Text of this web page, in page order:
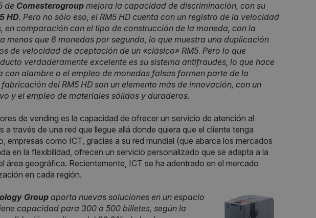
de Comesterogroup mejora la capacidad de discriminación, con su
HD. Pero no sólo eso, el RM5 HD cuenta con un registro de la velocidad
en comparación con el tipo de construcción de la moneda, con la
menos que 6 monedas por segundo, lo que muestra una duplicación
de velocidad de aceptación de un «clásico» RM5. Pero lo que
verdaderamente excelente es su sistema antifraudes, lo que hace
con alambre o el empleo de monedas falsas formen parte de la
del RM5 HD son un elemento más de innovación, con un
y el empleo de materiales sólidos y duraderos.
de vending es la capacidad de ofrecer un servicio de atención al
través de una red que llegue allá donde quiera que el cliente tenga
empresas como ICT, gracias a su red mundial (que abarca los mercados
en la flexibilidad, ofrecen un servicio personalizado que se adapta a la
área geográfica. Recientemente, ICT se ha adentrado en el mercado
en cada región.
Group aporta nuevas soluciones en un espacio
capacidad para 300 ó 500 billetes, según la